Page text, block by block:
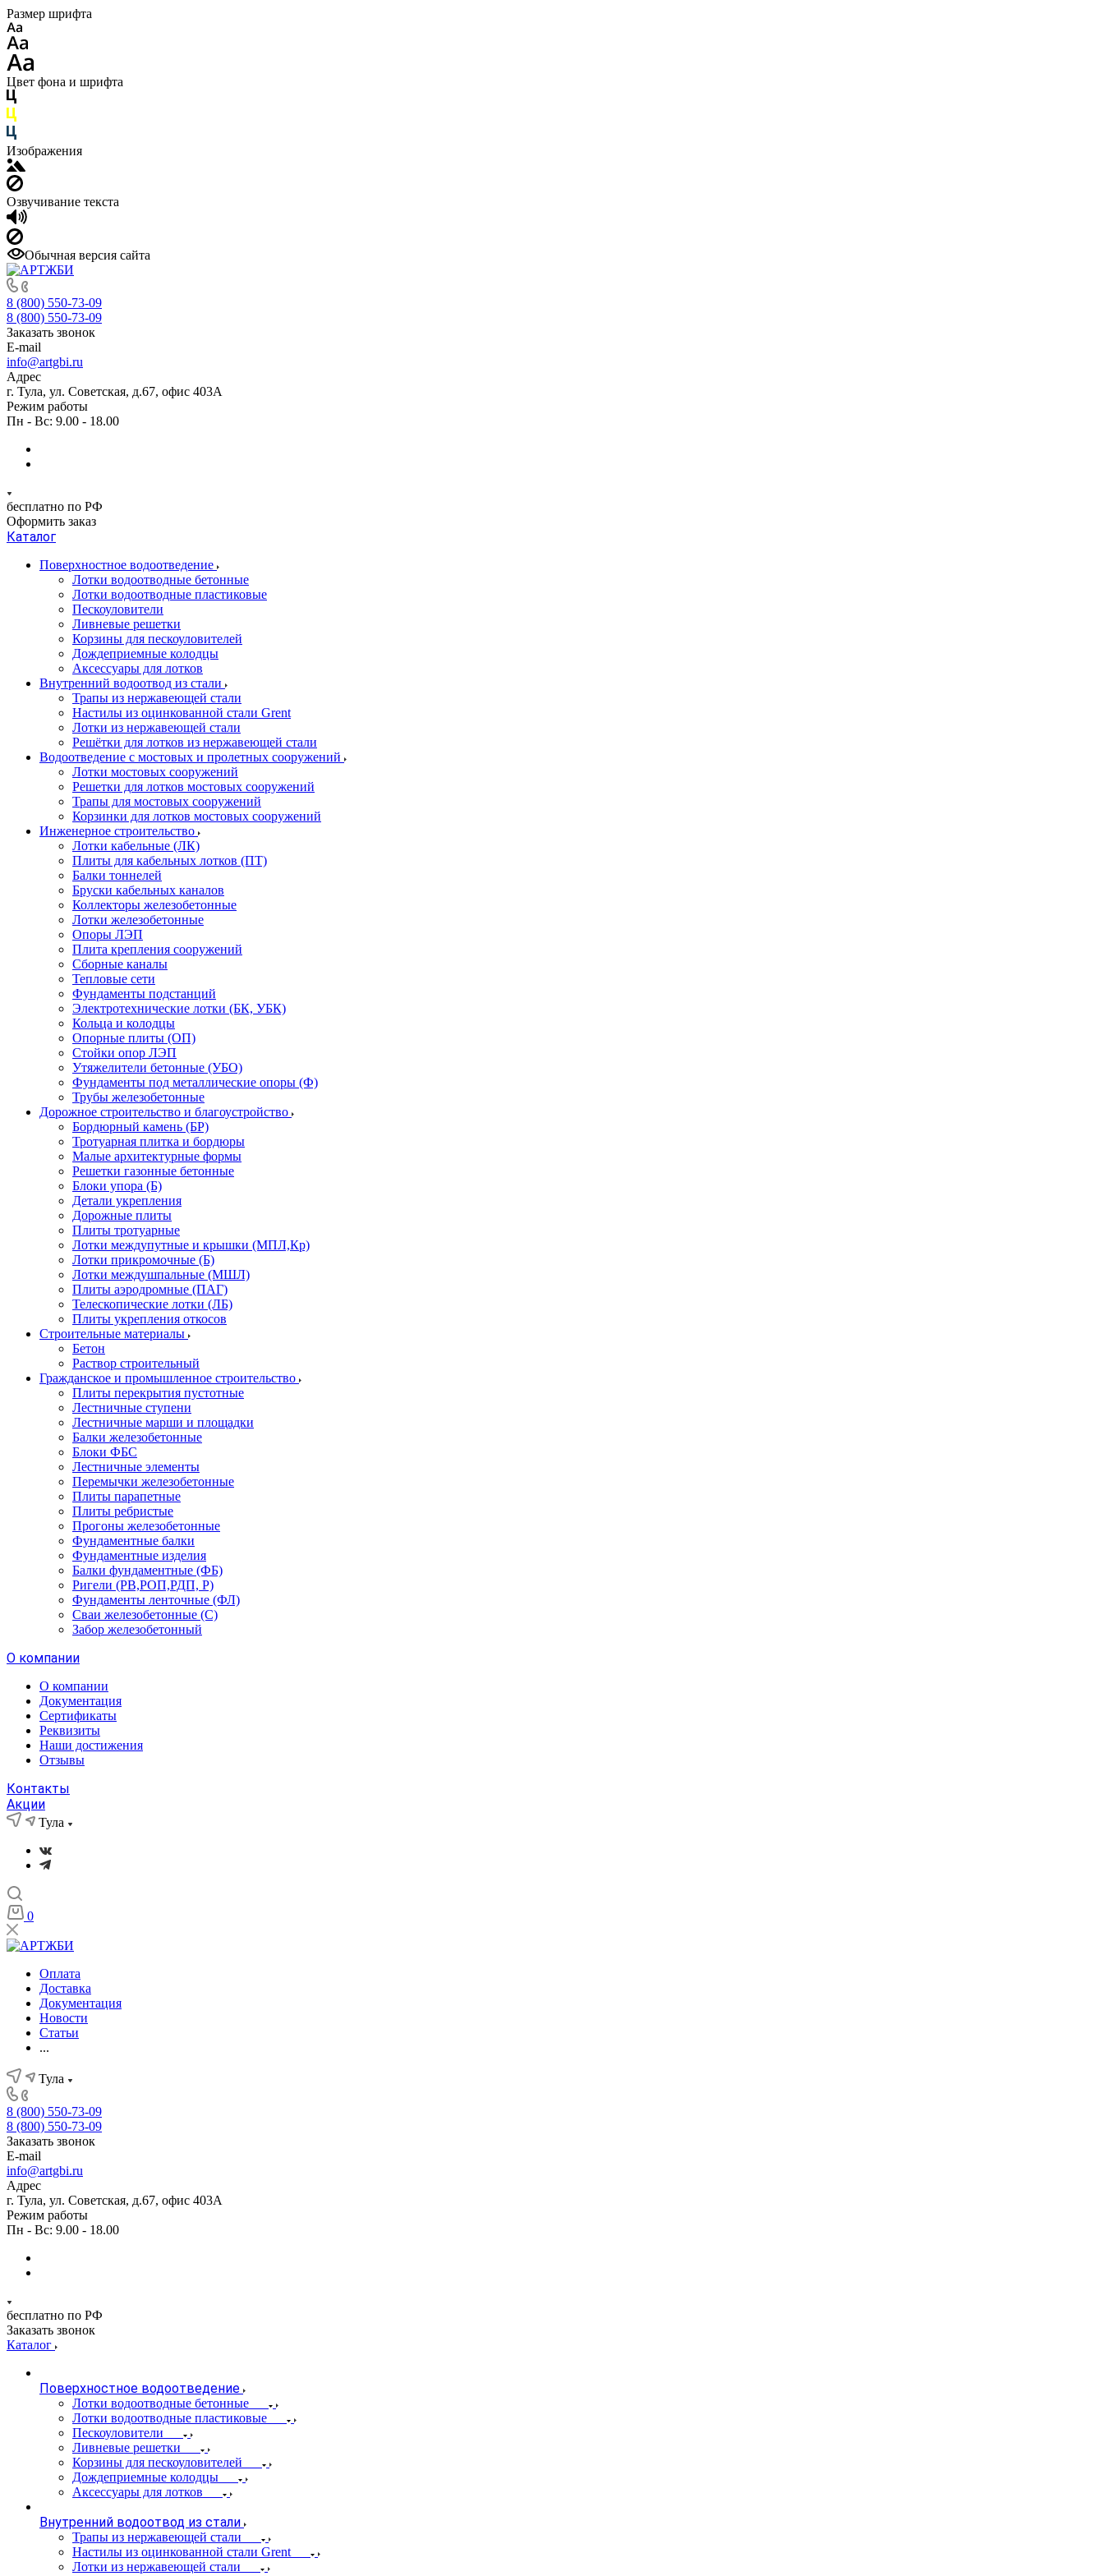
Размер шрифта
Цвет фона и шрифта
Изображения
Озвучивание текста
Обычная версия сайта
8 (800) 550-73-09
8 (800) 550-73-09
Заказать звонок
E-mail
info@artgbi.ru
Адрес
г. Тула, ул. Советская, д.67, офис 403А
Режим работы
Пн - Вс: 9.00 - 18.00
бесплатно по РФ
Оформить заказ
Каталог
Поверхностное водоотведение
Лотки водоотводные бетонные
Лотки водоотводные пластиковые
Пескоуловители
Ливневые решетки
Корзины для пескоуловителей
Дождеприемные колодцы
Аксессуары для лотков
Внутренний водоотвод из стали
Трапы из нержавеющей стали
Настилы из оцинкованной стали Grent
Лотки из нержавеющей стали
Решётки для лотков из нержавеющей стали
Водоотведение с мостовых и пролетных сооружений
Лотки мостовых сооружений
Решетки для лотков мостовых сооружений
Трапы для мостовых сооружений
Корзинки для лотков мостовых сооружений
Инженерное строительство
Лотки кабельные (ЛК)
Плиты для кабельных лотков (ПТ)
Балки тоннелей
Бруски кабельных каналов
Коллекторы железобетонные
Лотки железобетонные
Опоры ЛЭП
Плита крепления сооружений
Сборные каналы
Тепловые сети
Фундаменты подстанций
Электротехнические лотки (БК, УБК)
Кольца и колодцы
Опорные плиты (ОП)
Стойки опор ЛЭП
Утяжелители бетонные (УБО)
Фундаменты под металлические опоры (Ф)
Трубы железобетонные
Дорожное строительство и благоустройство
Бордюрный камень (БР)
Тротуарная плитка и бордюры
Малые архитектурные формы
Решетки газонные бетонные
Блоки упора (Б)
Детали укрепления
Дорожные плиты
Плиты тротуарные
Лотки междупутные и крышки (МПЛ,Кр)
Лотки прикромочные (Б)
Лотки междушпальные (МШЛ)
Плиты аэродромные (ПАГ)
Телескопические лотки (ЛБ)
Плиты укрепления откосов
Строительные материалы
Бетон
Раствор строительный
Гражданское и промышленное строительство
Плиты перекрытия пустотные
Лестничные ступени
Лестничные марши и площадки
Балки железобетонные
Блоки ФБС
Лестничные элементы
Перемычки железобетонные
Плиты парапетные
Плиты ребристые
Прогоны железобетонные
Фундаментные балки
Фундаментные изделия
Балки фундаментные (ФБ)
Ригели (РВ,РОП,РДП, Р)
Фундаменты ленточные (ФЛ)
Сваи железобетонные (С)
Забор железобетонный
О компании
О компании
Документация
Сертификаты
Реквизиты
Наши достижения
Отзывы
Контакты
Акции
Тула
0
Оплата
Доставка
Документация
Новости
Статьи
...
Тула
8 (800) 550-73-09
8 (800) 550-73-09
Заказать звонок
E-mail
info@artgbi.ru
Адрес
г. Тула, ул. Советская, д.67, офис 403А
Режим работы
Пн - Вс: 9.00 - 18.00
бесплатно по РФ
Заказать звонок
Каталог
Поверхностное водоотведение
Лотки водоотводные бетонные
Лотки водоотводные пластиковые
Пескоуловители
Ливневые решетки
Корзины для пескоуловителей
Дождеприемные колодцы
Аксессуары для лотков
Внутренний водоотвод из стали
Трапы из нержавеющей стали
Настилы из оцинкованной стали Grent
Лотки из нержавеющей стали